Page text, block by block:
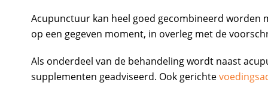
Acupunctuur kan heel goed gecombineerd worden
op een gegeven moment, in overleg met de
Als onderdeel van de behandeling wordt naast
supplementen geadviseerd. Ook gerichte